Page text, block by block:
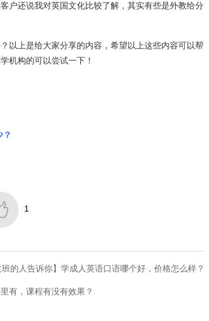
户还说我对英国文化比较了解，其实有些是外教给分
以上是给大家分享的内容，希望以上这些内容可以帮
机构的可以尝试一下！
1
班的人告诉你】学成人英语口语哪个好，价格怎么样？
有，课程有没有效果？